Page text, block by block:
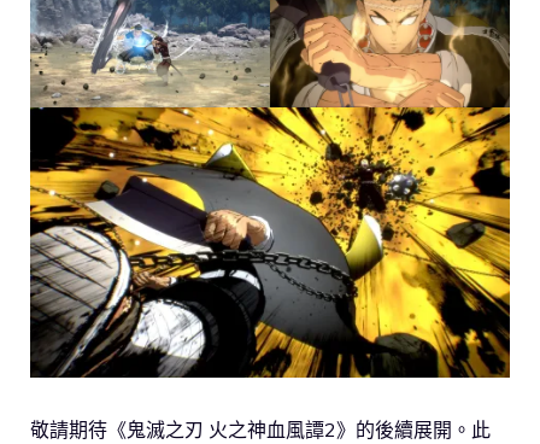
敬請期待《鬼滅之刃 火之神血風譚2》的後續展開。此